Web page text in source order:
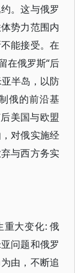
。这与俄罗
势力范围内
能接受。在
在俄罗斯“后
半岛，以防
俄的前沿基
美国与欧盟
对俄实施经
与西方务实
重大变化: 俄
问题和俄罗
由，不断追